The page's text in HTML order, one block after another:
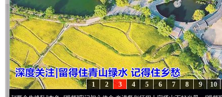
10
9
8
7
6
5
4
3
2
1